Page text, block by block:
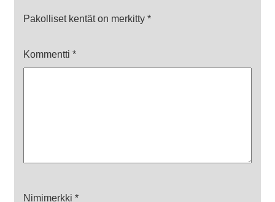
Pakolliset kentät on merkitty *
Kommentti *
Nimimerkki *